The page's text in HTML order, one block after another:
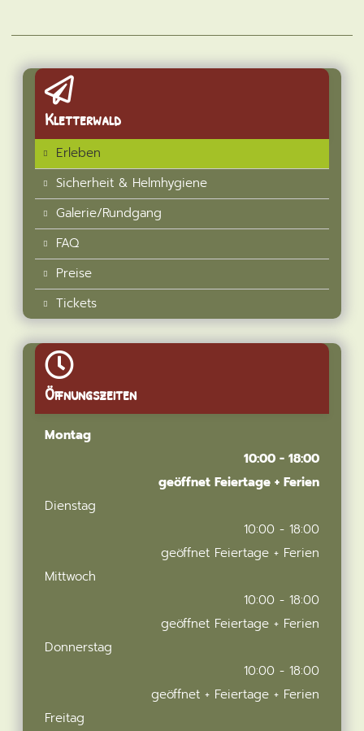
Kletterwald
Erleben
Sicherheit & Helmhygiene
Galerie/Rundgang
FAQ
Preise
Tickets
Öffnungszeiten
Montag
10:00 - 18:00
geöffnet Feiertage + Ferien
Dienstag
10:00 - 18:00
geöffnet Feiertage + Ferien
Mittwoch
10:00 - 18:00
geöffnet Feiertage + Ferien
Donnerstag
10:00 - 18:00
geöffnet + Feiertage + Ferien
Freitag